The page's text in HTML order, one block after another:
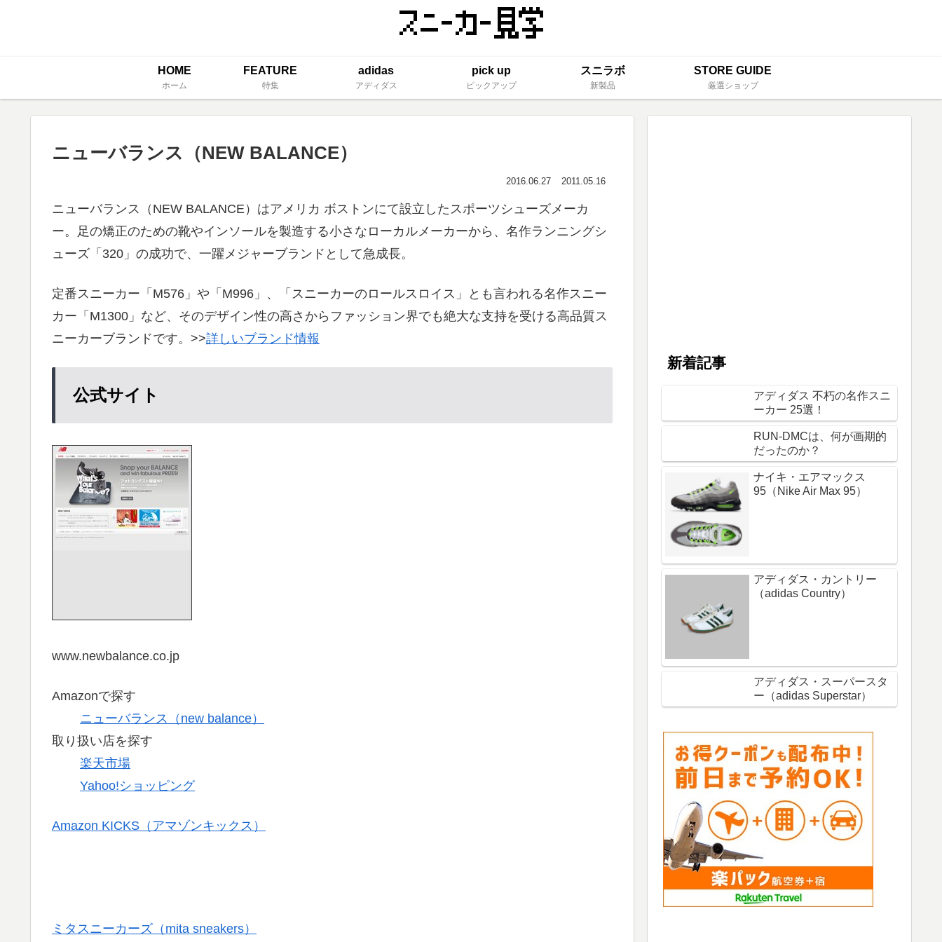
HOME
ホーム
FEATURE
特集
adidas
アディダス
pick up
ピックアップ
スニラボ
新製品
STORE GUIDE
厳選ショップ
ニューバランス（NEW BALANCE）
2016.06.27 2011.05.16
ニューバランス（NEW BALANCE）はアメリカ ボストンにて設立したスポーツシューズメーカ
ー。足の矯正のための靴やインソールを製造する小さなローカルメーカーから、名作ランニングシ
ューズ「320」の成功で、一躍メジャーブランドとして急成長。
定番スニーカー「M576」や「M996」、「スニーカーのロールスロイス」とも言われる名作スニー
カー「M1300」など、そのデザイン性の高さからファッション界でも絶大な支持を受ける高品質ス
ニーカーブランドです。>>詳しいブランド情報
公式サイト
www.newbalance.co.jp
Amazonで探す
ニューバランス（new balance）
取り扱い店を探す
楽天市場
Yahoo!ショッピング
Amazon KICKS（アマゾンキックス）
ミタスニーカーズ（mita sneakers）
新着記事
アディダス 不朽の名作スニ
ーカー 25選！
RUN-DMCは、何が画期的
だったのか？
ナイキ・エアマックス
95（Nike Air Max 95）
アディダス・カントリー
（adidas Country）
アディダス・スーパースタ
ー（adidas Superstar）